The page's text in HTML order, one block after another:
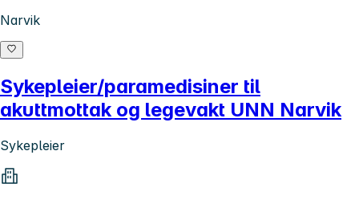
Narvik
Sykepleier/paramedisiner til
akuttmottak og legevakt UNN Narvik
Sykepleier